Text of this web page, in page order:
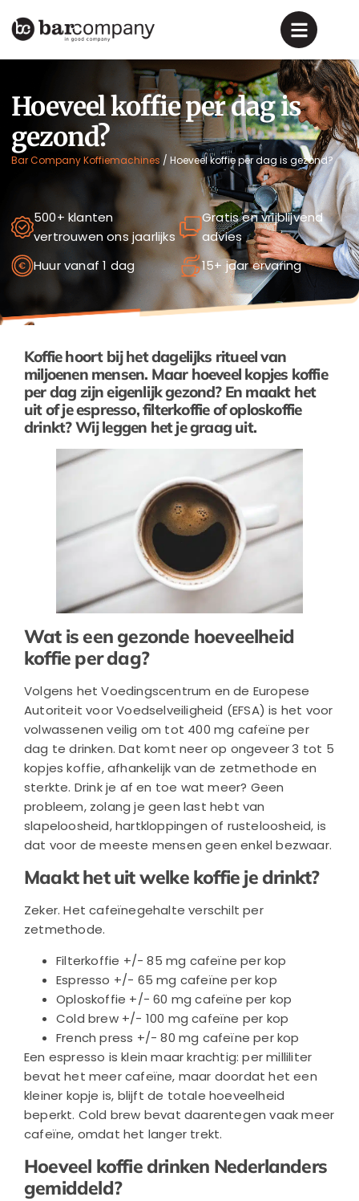
Hoeveel koffie per dag is
gezond?
Bar Company Koffiemachines / Hoeveel koffie per dag is gezond?
500+ klanten
vertrouwen ons jaarlijks
Gratis en vrijblijvend
advies
Huur vanaf 1 dag
15+ jaar ervaring
Koffie hoort bij het dagelijks ritueel van
miljoenen mensen. Maar hoeveel kopjes koffie
per dag zijn eigenlijk gezond? En maakt het
uit of je espresso, filterkoffie of oploskoffie
drinkt? Wij leggen het je graag uit.
Wat is een gezonde hoeveelheid
koffie per dag?
Volgens het Voedingscentrum en de Europese
Autoriteit voor Voedselveiligheid (EFSA) is het voor
volwassenen veilig om tot 400 mg cafeïne per
dag te drinken. Dat komt neer op ongeveer3 tot 5
kopjes koffie, afhankelijk van de zetmethode en
sterkte. Drink je af en toe wat meer? Geen
probleem, zolang je geen last hebt van
slapeloosheid, hartkloppingen of rusteloosheid, is
dat voor de meeste mensen geen enkel bezwaar.
Maakt het uit welke koffie je drinkt?
Zeker. Het cafeïnegehalte verschilt per
zetmethode.
Filterkoffie +/- 85 mg cafeïne per kop
Espresso +/- 65 mg cafeïne per kop
Oploskoffie +/- 60 mg cafeïne per kop
Cold brew +/- 100 mg cafeïne per kop
French press +/- 80 mg cafeïne per kop
Een espresso is klein maar krachtig: per milliliter
bevat het meer cafeïne, maar doordat het een
kleiner kopje is, blijft de totale hoeveelheid
beperkt. Cold brew bevat daarentegen vaak meer
cafeïne, omdat het langer trekt.
Hoeveel koffie drinken Nederlanders
gemiddeld?